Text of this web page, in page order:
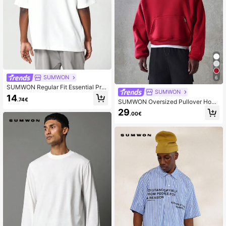
SUMWON
SUMWON Regular Fit Essential Pre
mium Heavyweight T-shirt
14.74€
6
SUMWON
SUMWON Oversized Pullover Hood
ie met middenzak
29.00€